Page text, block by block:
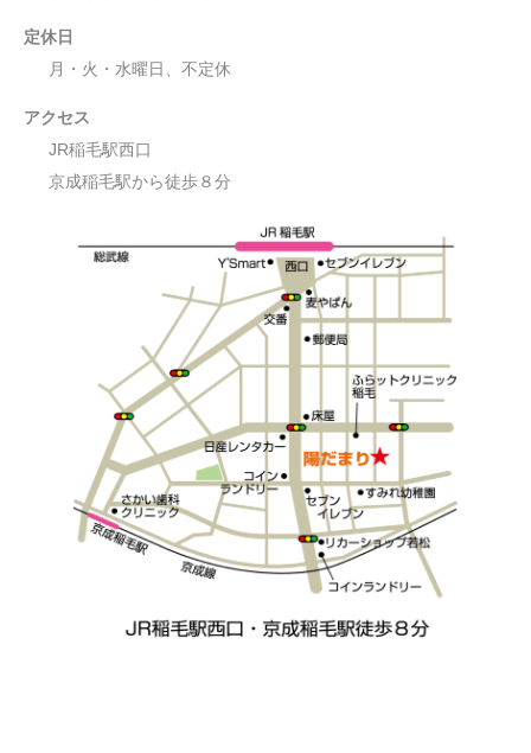
定休日
月・火・水曜日、不定休
アクセス
JR稲毛駅西口
京成稲毛駅から徒歩８分